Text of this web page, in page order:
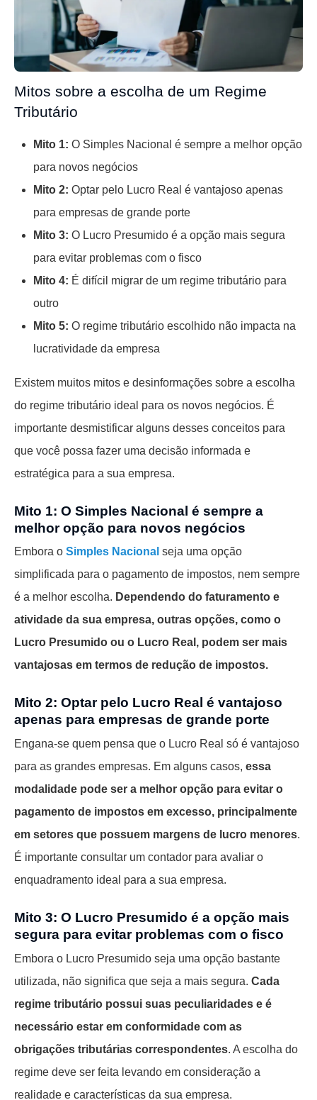
Mitos sobre a escolha de um Regime
Tributário
Mito 1: O Simples Nacional é sempre a melhor opção
para novos negócios
Mito 2: Optar pelo Lucro Real é vantajoso apenas
para empresas de grande porte
Mito 3: O Lucro Presumido é a opção mais segura
para evitar problemas com o fisco
Mito 4: É difícil migrar de um regime tributário para
outro
Mito 5: O regime tributário escolhido não impacta na
lucratividade da empresa
Existem muitos mitos e desinformações sobre a escolha
do regime tributário ideal para os novos negócios. É
importante desmistificar alguns desses conceitos para
que você possa fazer uma decisão informada e
estratégica para a sua empresa.
Mito 1: O Simples Nacional é sempre a
melhor opção para novos negócios
Embora o Simples Nacional seja uma opção
simplificada para o pagamento de impostos, nem sempre
é a melhor escolha. Dependendo do faturamento e
atividade da sua empresa, outras opções, como o
Lucro Presumido ou o Lucro Real, podem ser mais
vantajosas em termos de redução de impostos.
Mito 2: Optar pelo Lucro Real é vantajoso
apenas para empresas de grande porte
Engana-se quem pensa que o Lucro Real só é vantajoso
para as grandes empresas. Em alguns casos, essa
modalidade pode ser a melhor opção para evitar o
pagamento de impostos em excesso, principalmente
em setores que possuem margens de lucro menores.
É importante consultar um contador para avaliar o
enquadramento ideal para a sua empresa.
Mito 3: O Lucro Presumido é a opção mais
segura para evitar problemas com o fisco
Embora o Lucro Presumido seja uma opção bastante
utilizada, não significa que seja a mais segura. Cada
regime tributário possui suas peculiaridades e é
necessário estar em conformidade com as
obrigações tributárias correspondentes. A escolha do
regime deve ser feita levando em consideração a
realidade e características da sua empresa.